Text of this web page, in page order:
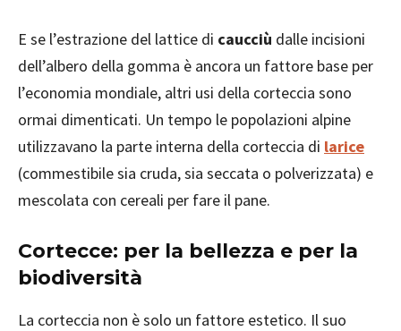
E se l’estrazione del lattice di caucciù dalle incisioni
dell’albero della gomma è ancora un fattore base per
l’economia mondiale, altri usi della corteccia sono
ormai dimenticati. Un tempo le popolazioni alpine
utilizzavano la parte interna della corteccia di larice
(commestibile sia cruda, sia seccata o polverizzata) e
mescolata con cereali per fare il pane.
Cortecce: per la bellezza e per la
biodiversità
La corteccia non è solo un fattore estetico. Il suo